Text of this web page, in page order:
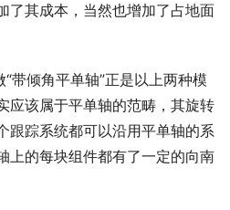
了其成本，当然也增加了占地面
“带倾角平单轴”正是以上两种模
应该属于平单轴的范畴，其旋转
跟踪系统都可以沿用平单轴的系
上的每块组件都有了一定的向南